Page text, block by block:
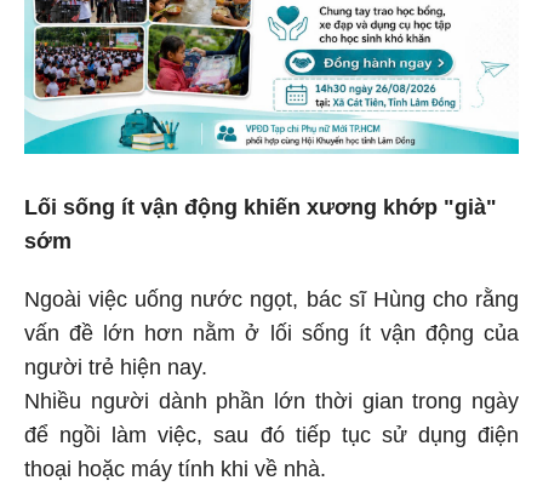
Lối sống ít vận động khiến xương khớp "già"
sớm
Ngoài việc uống nước ngọt, bác sĩ Hùng cho rằng
vấn đề lớn hơn nằm ở lối sống ít vận động của
người trẻ hiện nay.
Nhiều người dành phần lớn thời gian trong ngày
để ngồi làm việc, sau đó tiếp tục sử dụng điện
thoại hoặc máy tính khi về nhà.